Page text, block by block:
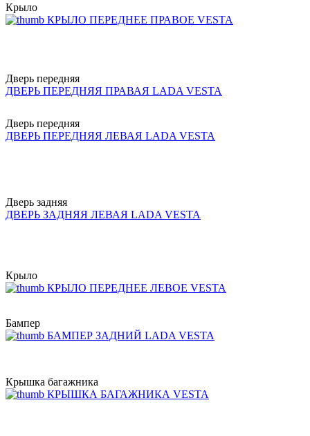
Крыло
КРЫЛО ПЕРЕДНЕЕ ПРАВОЕ VESTA
Дверь передняя
ДВЕРЬ ПЕРЕДНЯЯ ПРАВАЯ LADA VESTA
Дверь передняя
ДВЕРЬ ПЕРЕДНЯЯ ЛЕВАЯ LADA VESTA
Дверь задняя
ДВЕРЬ ЗАДНЯЯ ЛЕВАЯ LADA VESTA
Крыло
КРЫЛО ПЕРЕДНЕЕ ЛЕВОЕ VESTA
Бампер
БАМПЕР ЗАДНИЙ LADA VESTA
Крышка багажника
КРЫШКА БАГАЖНИКА VESTA